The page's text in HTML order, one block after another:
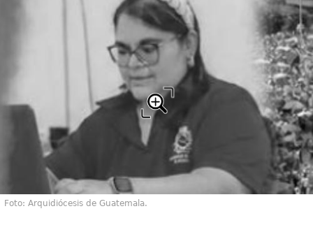
Foto: Arquidiócesis de Guatemala.